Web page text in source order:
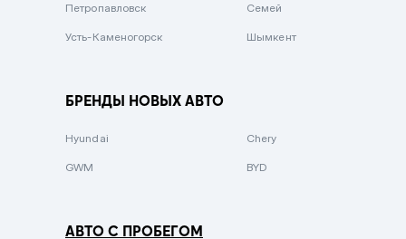
Зеленый металлик
Петропавловск Семей
Усть-Каменогорск Шымкент
БРЕНДЫ НОВЫХ АВТО
Hyundai Chery
GWM BYD
АВТО С ПРОБЕГОМ